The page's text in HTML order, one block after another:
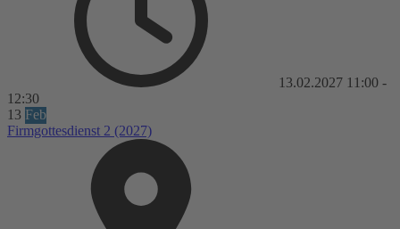
13.02.2027 11:00 -
12:30
13 Feb
Firmgottesdienst 2 (2027)